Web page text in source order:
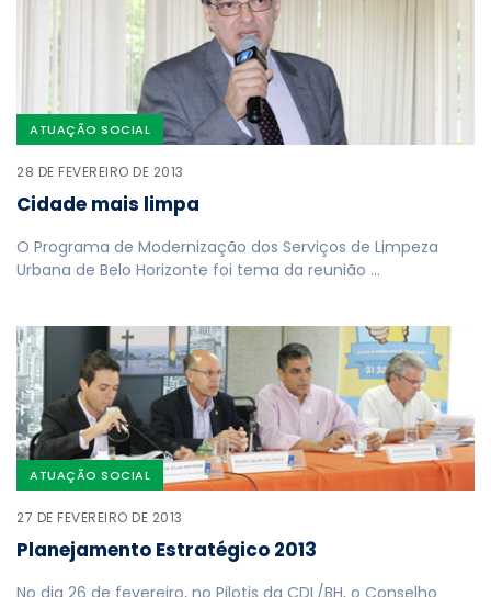
ATUAÇÃO SOCIAL
28 DE FEVEREIRO DE 2013
Cidade mais limpa
O Programa de Modernização dos Serviços de Limpeza
Urbana de Belo Horizonte foi tema da reunião …
ATUAÇÃO SOCIAL
27 DE FEVEREIRO DE 2013
Planejamento Estratégico 2013